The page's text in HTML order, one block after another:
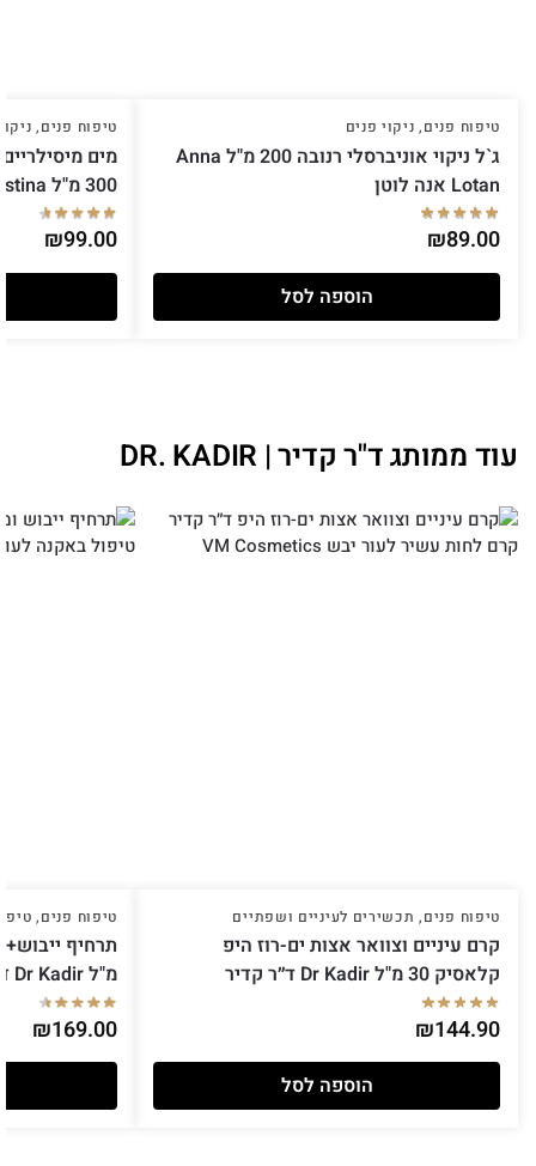
טיפוח פנים, ניקוי פנים
ג`ל ניקוי אוניברסלי רנובה 200 מ"ל Anna
Lotan אנה לוטן
₪89.00
הוספה לסל
טיפוח פנים,
מים
300 מ"ל Christina כריסטינה
₪99.00
עוד ממותג ד"ר קדיר | DR. KADIR
טיפוח פנים, תכשירים לעיניים ושפתיים
קרם עיניים וצוואר אצות ים-רוז היפ
קלאסיק 30 מ"ל Dr Kadir ד״ר קדיר
₪144.90
הוספה לסל
טיפוח פנים,
מ"ל Dr Kadir ד״ר קדיר
₪169.00